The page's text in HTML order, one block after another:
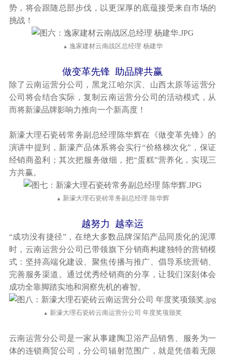
势，将会跟随总部步伐，以更深厚的底蕴接受来自市场的
挑战！
▲ 逸家建材云南战区总经理·杨建华
做变革先锋 助品牌共赢
除了云南运营分公司，黑龙江哈尔滨、山西太原等运营分
公司将会结合实际，复制云南运营分公司的活动模式，从
而将新濠品牌影响力推向一个新高度！
新濠大理石瓷砖常务副总经理陈华辉在《做变革先锋》的
演讲中提到，新濠产品体系将会实行“价格梯次化”，保证
经销商盈利；其次把服务做细，把“蛋糕”营养化，实现三
方共赢。
▲ 新濠大理石瓷砖常务副总经理·陈华辉
越努力 越幸运
“成功没有捷径”，在绝大多数品牌深陷产品同质化的泥潭
时，云南运营分公司已带领旗下分销商构建独特的营销模
式：坚持高端化建设、聚焦传播与推广、倡导系统营销、
完善服务渠道。通过优秀经销商的分享，让我们深刻体会
成功全靠脚踏实地和洞察先机的睿智。
▲ 新濠大理石瓷砖云南运营分公司 年度奖项颁奖
云南运营分公司是一家从事建陶卫浴产品销售、服务为一
体的连锁商贸公司，分公司辐射范围广，就是凭借着无限